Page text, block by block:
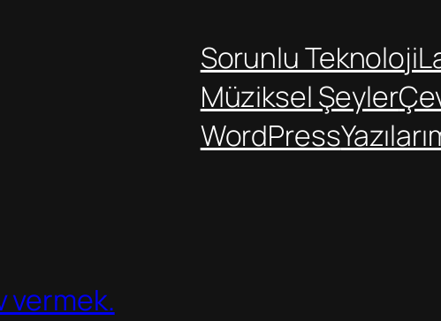
Sorunlu Teknoloji
Müziksel Şeyler
WordPress
vermek.